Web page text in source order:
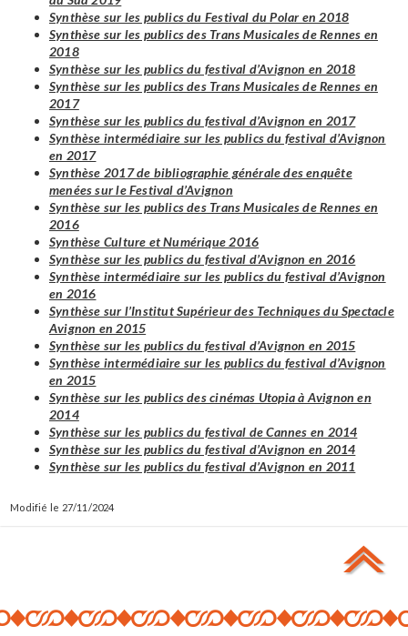
Synthèse sur les publics du Festival du Polar en 2018
Synthèse sur les publics des Trans Musicales de Rennes en
2018
Synthèse sur les publics du festival d’Avignon en 2018
Synthèse sur les publics des Trans Musicales de Rennes en
2017
Synthèse sur les publics du festival d’Avignon en 2017
Synthèse intermédiaire sur les publics du festival d’Avignon
en 2017
Synthèse 2017 de bibliographie générale des enquête
menées sur le Festival d’Avignon
Synthèse sur les publics des Trans Musicales de Rennes en
2016
Synthèse Culture et Numérique 2016
Synthèse sur les publics du festival d’Avignon en 2016
Synthèse intermédiaire sur les publics du festival d’Avignon
en 2016
Synthèse sur l’Institut Supérieur des Techniques du Spectacle
Avignon en 2015
Synthèse sur les publics du festival d’Avignon en 2015
Synthèse intermédiaire sur les publics du festival d’Avignon
en 2015
Synthèse sur les publics des cinémas Utopia à Avignon en
2014
Synthèse sur les publics du festival de Cannes en 2014
Synthèse sur les publics du festival d’Avignon en 2014
Synthèse sur les publics du festival d’Avignon en 2011
27/11/2024